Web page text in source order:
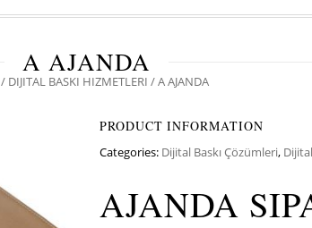
A AJANDA
/ DIJITAL BASKI HIZMETLERI / A AJANDA
PRODUCT INFORMATION
Categories: Dijital Baskı Çözümleri,
AJANDA